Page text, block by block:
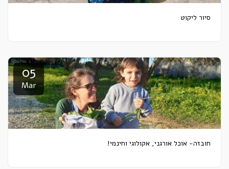
סיור ליקוט
05
Mar
חובזה- אוכל אורגני, אקולוגי וחינמי!